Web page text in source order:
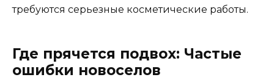
требуются серьезные косметические работы.
Где прячется подвох: Частые
ошибки новоселов